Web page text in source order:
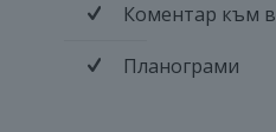
Коментар към
Планограми